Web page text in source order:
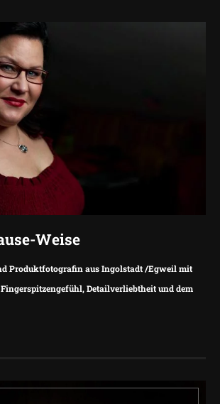
Weise
Produktfotografin aus Ingolstadt /Egweil mit
Detailverliebtheit und dem